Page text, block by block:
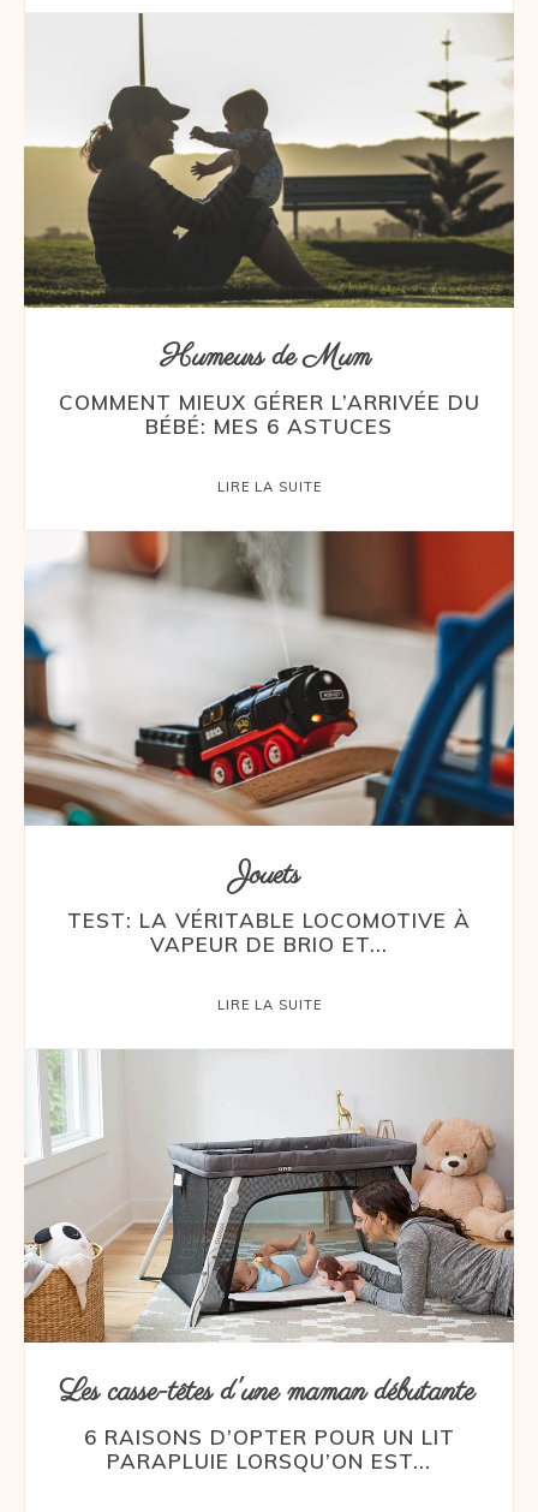
Humeurs de Mum
COMMENT MIEUX GÉRER L’ARRIVÉE DU
BÉBÉ: MES 6 ASTUCES
LIRE LA SUITE
Jouets
TEST: LA VÉRITABLE LOCOMOTIVE À
VAPEUR DE BRIO ET...
LIRE LA SUITE
Les casse-têtes d'une maman débutante
6 RAISONS D’OPTER POUR UN LIT
PARAPLUIE LORSQU’ON EST...